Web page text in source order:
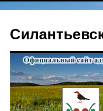
содержимому